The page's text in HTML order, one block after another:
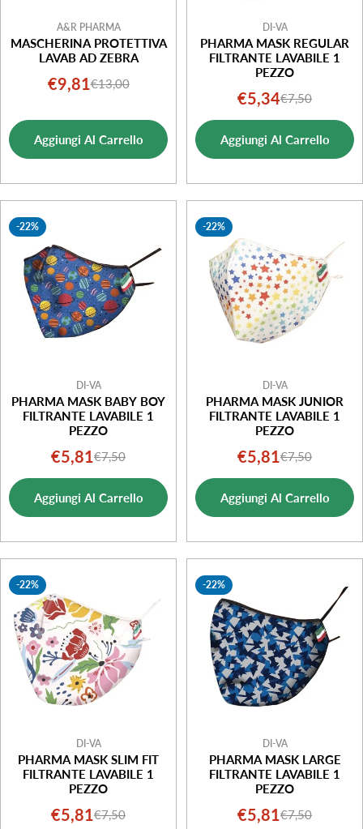
A&R PHARMA
MASCHERINA PROTETTIVA
LAVAB AD ZEBRA
Prezzo
vendita
€9,81Prezzo
€13,00
Aggiungi Al Carrello
DI-VA
PHARMA MASK REGULAR
FILTRANTE LAVABILE 1
PEZZO
Prezzo
di
vendita
€5,34Prezzo
normale
€7,50
Aggiungi Al Carrello
-22%
DI-VA
PHARMA MASK BABY BOY
FILTRANTE LAVABILE 1
PEZZO
Prezzo
di
vendita
€5,81Prezzo
normale
€7,50
Aggiungi Al Carrello
-22%
DI-VA
PHARMA MASK JUNIOR
FILTRANTE LAVABILE 1
PEZZO
Prezzo
di
vendita
€5,81Prezzo
normale
€7,50
Aggiungi Al Carrello
-22%
DI-VA
PHARMA MASK SLIM FIT
FILTRANTE LAVABILE 1
PEZZO
Prezzo
€5,81Prezzo
€7,50
-22%
DI-VA
PHARMA MASK LARGE
FILTRANTE LAVABILE 1
PEZZO
Prezzo
€5,81Prezzo
€7,50